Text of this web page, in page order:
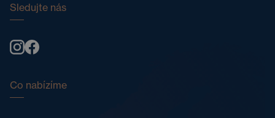
Sledujte nás
Co nabízíme